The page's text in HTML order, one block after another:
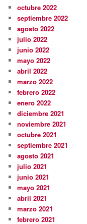
octubre 2022
septiembre 2022
agosto 2022
julio 2022
junio 2022
mayo 2022
abril 2022
marzo 2022
febrero 2022
enero 2022
diciembre 2021
noviembre 2021
octubre 2021
septiembre 2021
agosto 2021
julio 2021
junio 2021
mayo 2021
abril 2021
marzo 2021
febrero 2021